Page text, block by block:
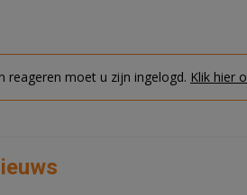
reageren moet u zijn ingelogd. Klik hier